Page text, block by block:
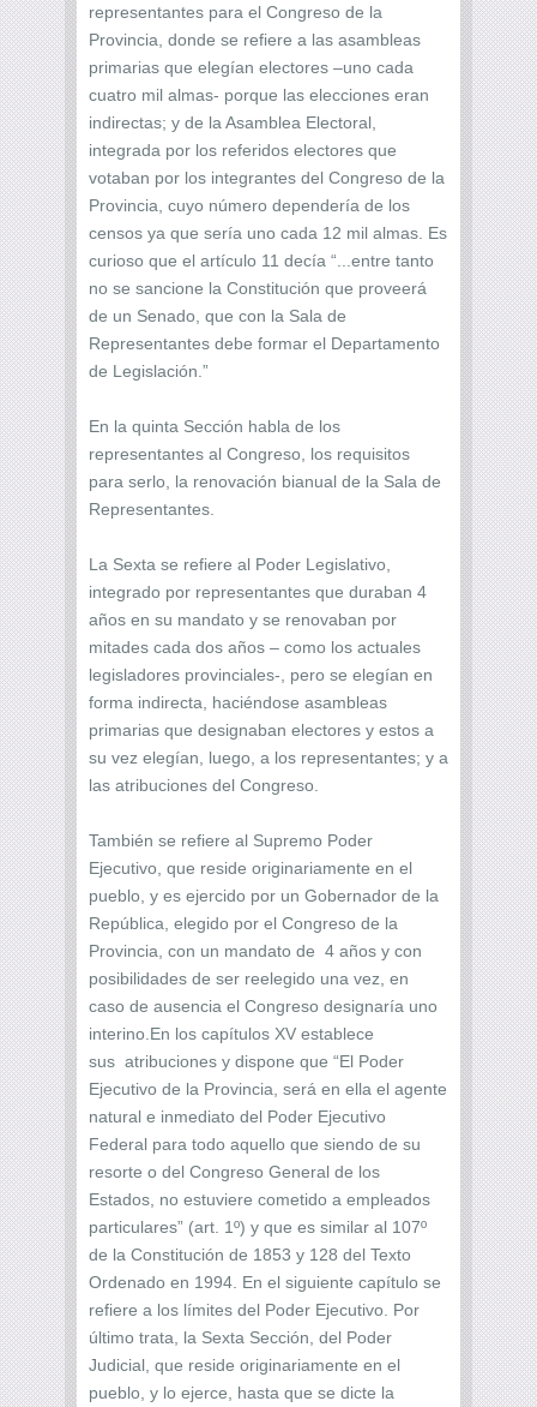
representantes para el Congreso de la
Provincia, donde se refiere a las asambleas
primarias que elegían electores –uno cada
cuatro mil almas- porque las elecciones eran
indirectas; y de la Asamblea Electoral,
integrada por los referidos electores que
votaban por los integrantes del Congreso de la
Provincia, cuyo número dependería de los
censos ya que sería uno cada 12 mil almas. Es
curioso que el artículo 11 decía “...entre tanto
no se sancione la Constitución que proveerá
de un Senado, que con la Sala de
Representantes debe formar el Departamento
de Legislación.”
En la quinta Sección habla de los
representantes al Congreso, los requisitos
para serlo, la renovación bianual de la Sala de
Representantes.
La Sexta se refiere al Poder Legislativo,
integrado por representantes que duraban 4
años en su mandato y se renovaban por
mitades cada dos años – como los actuales
legisladores provinciales-, pero se elegían en
forma indirecta, haciéndose asambleas
primarias que designaban electores y estos a
su vez elegían, luego, a los representantes; y a
las atribuciones del Congreso.
También se refiere al Supremo Poder
Ejecutivo, que reside originariamente en el
pueblo, y es ejercido por un Gobernador de la
República, elegido por el Congreso de la
Provincia, con un mandato de 4 años y con
posibilidades de ser reelegido una vez, en
caso de ausencia el Congreso designaría uno
interino.En los capítulos XV establece
sus atribuciones y dispone que “El Poder
Ejecutivo de la Provincia, será en ella el agente
natural e inmediato del Poder Ejecutivo
Federal para todo aquello que siendo de su
resorte o del Congreso General de los
Estados, no estuviere cometido a empleados
particulares” (art. 1º) y que es similar al 107º
de la Constitución de 1853 y 128 del Texto
Ordenado en 1994. En el siguiente capítulo se
refiere a los límites del Poder Ejecutivo. Por
último trata, la Sexta Sección, del Poder
Judicial, que reside originariamente en el
pueblo, y lo ejerce, hasta que se dicte la